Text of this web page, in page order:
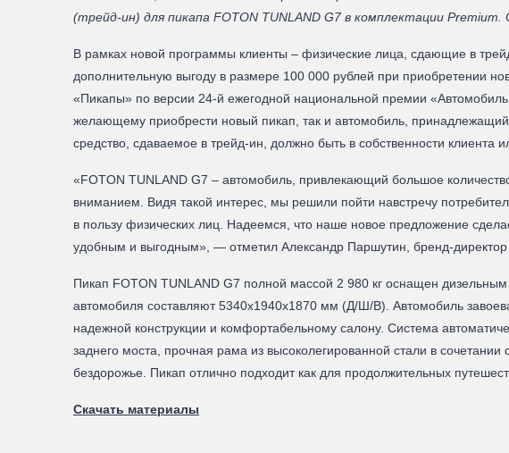
(трейд-ин) для пикапа FOTON TUNLAND G7 в комплектации
В рамках новой программы клиенты – физические лица, сдающие в
дополнительную выгоду в размере 100 000 рублей при приобретении
«Пикапы» по версии 24-й ежегодной национальной премии
желающему приобрести новый пикап, так и автомобиль,
средство, сдаваемое в трейд-ин, должно быть в собственности
«FOTON TUNLAND G7 – автомобиль, привлекающий большое
вниманием. Видя такой интерес, мы решили пойти навстречу
в пользу физических лиц. Надеемся, что наше новое предложение
удобным и выгодным», — отметил Александр Паршутин, бренд-
Пикап FOTON TUNLAND G7 полной массой 2 980 кг оснащен
автомобиля составляют 5340х1940х1870 мм (Д/Ш/В). Автомобиль
надежной конструкции и комфортабельному салону. Система
заднего моста, прочная рама из высоколегированной стали в
бездорожье. Пикап отлично подходит как для продолжительных
Скачать материалы